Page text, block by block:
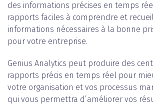
des informations précises en temps
rapports faciles à comprendre et
informations nécessaires à la bonne
pour votre entreprise.
Genius Analytics peut produire des
rapports précis en temps réel pour
votre organisation et vos processus
qui vous permettra d’améliorer vos